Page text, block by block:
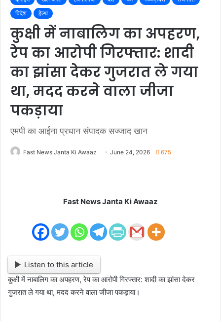
विदेश
हेल्थ
कुक्षी में नाबालिग का अपहरण,
रेप का आरोपी गिरफ्तार: शादी
का झांसा देकर गुजरात ले गया
था, मदद करने वाला जीजा
पकड़ाया
एमपी का आईना प्रधान संपादक सज्जाद खान
Fast News Janta Ki Awaaz June 24, 2026 675
Fast News Janta Ki Awaaz
Listen to this article
कुक्षी में नाबालिग का अपहरण, रेप का आरोपी गिरफ्तार: शादी का झांसा देकर
गुजरात ले गया था, मदद करने वाला जीजा पकड़ाया।